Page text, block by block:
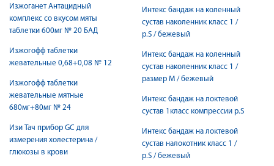
Изжоганет Антацидный
комплекс со вкусом мяты
таблетки 600мг № 20 БАД
Изжогофф таблетки
жевательные 0,68+0,08 № 12
Изжогофф таблетки
жевательные мятные
680мг+80мг № 24
Изи Тач прибор GC для
измерения холестерина /
глюкозы в крови
Интекс бандаж на коленный
сустав наколенник класс 1 /
р.S / бежевый
Интекс бандаж на коленный
сустав наколенник класс 1 /
размер М / бежевый
Интекс бандаж на локтевой
сустав 1класс компрессии р.S
Интекс бандаж на локтевой
сустав налокотник класс 1 /
р.S / бежевый